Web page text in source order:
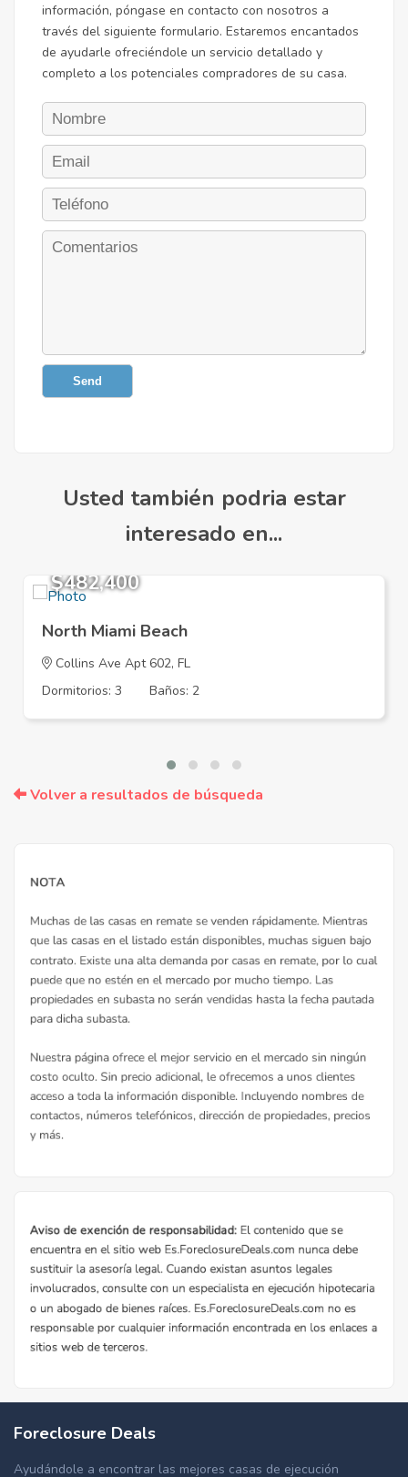
información, póngase en contacto con nosotros a
través del siguiente formulario. Estaremos encantados
de ayudarle ofreciéndole un servicio detallado y
completo a los potenciales compradores de su casa.
Send
Usted también podria estar
interesado en...
$482,400
North Miami Beach
Collins Ave Apt 602, FL
Dormitorios: 3
Baños: 2
Volver a resultados de búsqueda
Foreclosure Deals
Ayudándole a encontrar las mejores casas de ejecución